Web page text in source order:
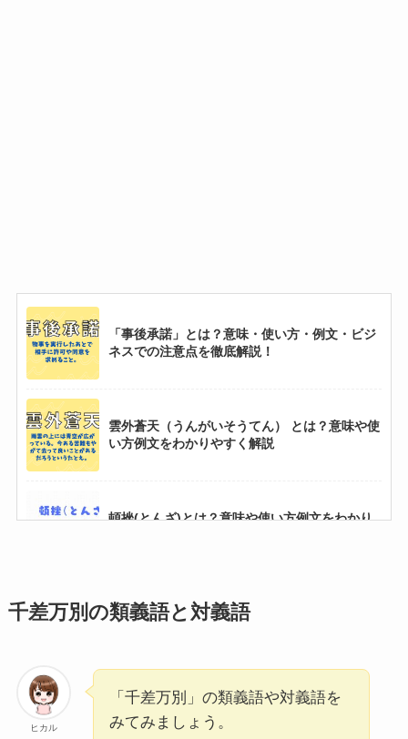
「事後承諾」とは？意味・使い方・例文・ビジ
ネスでの注意点を徹底解説！
雲外蒼天（うんがいそうてん） とは？意味や使
い方例文をわかりやすく解説
頓挫(とんざ)とは？意味や使い方例文をわかり
意気消沈(いきしょうちん)とは？意味・使い
方・例文でわかりやすく解説！
付和雷同(ふわらいどう)の正しい意味と使い方
５選！例文もわかりやすく解説
千差万別の類義語と対義語
ヒカル
「千差万別」の類義語や対義語を
みてみましょう。